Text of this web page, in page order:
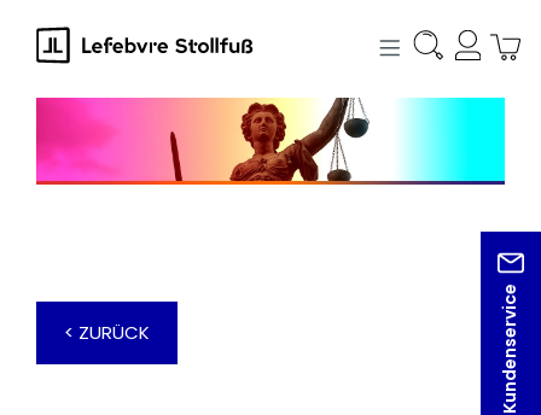
springen
Kundenservice
< ZURÜCK